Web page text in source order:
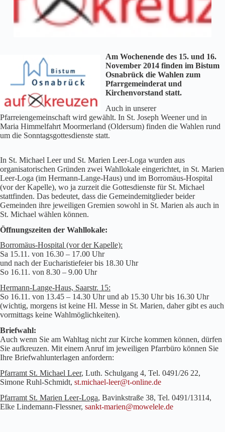
Am Wochenende des 15. und 16.
November 2014 finden im Bistum
Osnabrück die Wahlen zum
Pfarrgemeinderat und
Kirchenvorstand statt.
Auch in unserer
Pfarreiengemeinschaft wird gewählt. In St. Joseph Weener und in
Maria Himmelfahrt Moormerland (Oldersum) finden die Wahlen rund
um die Sonntagsgottesdienste statt.
In St. Michael Leer und St. Marien Leer-Loga wurden aus
organisatorischen Gründen zwei Wahllokale eingerichtet, in St. Marien
Leer-Loga (im Hermann-Lange-Haus) und im Borromäus-Hospital
(vor der Kapelle), wo ja zurzeit die Gottesdienste für St. Michael
stattfinden. Das bedeutet, dass die Gemeindemitglieder beider
Gemeinden ihre jeweiligen Gremien sowohl in St. Marien als auch in
St. Michael wählen können.
Öffnungszeiten der Wahllokale:
Borromäus-Hospital (vor der Kapelle):
Sa 15.11. von 16.30 – 17.00 Uhr
und nach der Eucharistiefeier bis 18.30 Uhr
So 16.11. von 8.30 – 9.00 Uhr
Hermann-Lange-Haus, Saarstr. 15:
So 16.11. von 13.45 – 14.30 Uhr und ab 15.30 Uhr bis 16.30 Uhr
(wichtig, morgens ist keine Hl. Messe in St. Marien, daher gibt es auch
vormittags keine Wahlmöglichkeiten).
Briefwahl:
Auch wenn Sie am Wahltag nicht zur Kirche kommen können, dürfen
Sie aufkreuzen. Mit einem Anruf im jeweiligen Pfarrbüro können Sie
Ihre Briefwahlunterlagen anfordern:
Pfarramt St. Michael Leer, Luth. Schulgang 4, Tel. 0491/26 22,
Simone Ruhl-Schmidt, st.michael-leer@t-online.de
Pfarramt St. Marien Leer-Loga, Bavinkstraße 38, Tel. 0491/13114,
Elke Lindemann-Flessner, sankt-marien@mowelele.de